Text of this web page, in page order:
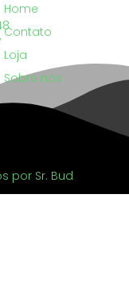
Home
Contato
Loja
Sobre nós
por Sr. Bud